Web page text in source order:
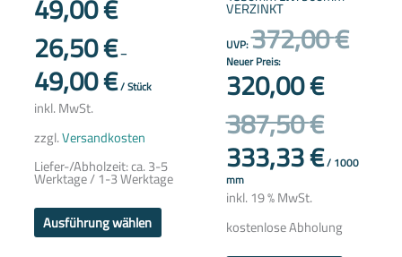
26,50€–
49,00€/Stück
inkl. MwSt.
zzgl.Versandkosten
Liefer-/Abholzeit:ca. 3-5
Werktage / 1-3 Werktage
Ausführung wählen
Produktseite
VERZINKT
UVP:372,00€
Neuer Preis:
320,00€
387,50€
333,33€/1000
mm
inkl. 19 % MwSt.
kostenlose Abholung